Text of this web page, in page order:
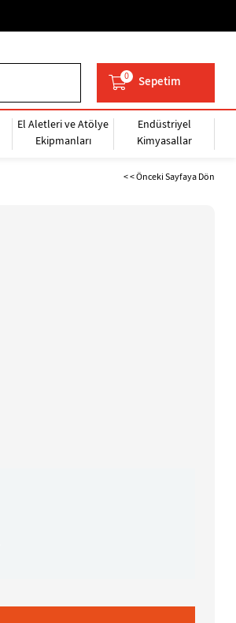
Sepetim
0
El Aletleri ve Atölye
Ekipmanları
Endüstriyel
Kimyasallar
< < Önceki Sayfaya Dön